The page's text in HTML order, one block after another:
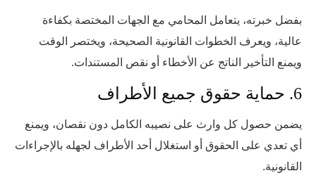
بفضل خبرته، يتعامل المحامي مع الجهات المختصة بكفاءة
عالية، ويعرف الخطوات القانونية الصحيحة، ويختصر الوقت
ويمنع التأخير الناتج عن الأخطاء أو نقص المستندات.
6. حماية حقوق جميع الأطراف
يضمن حصول كل وارث على نصيبه الكامل دون نقصان، ويمنع
أي تعدي على الحقوق أو استغلال أحد الأطراف لجهله بالإجراءات
القانونية.